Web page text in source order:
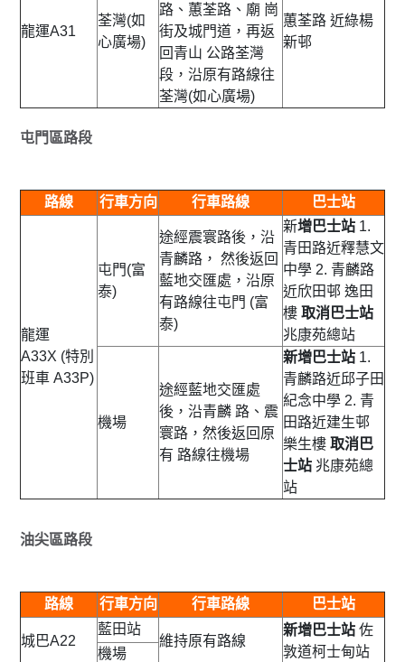
龍運A31
荃灣(如
心廣場)
路、蕙荃路、廟 崗
街及城門道，再返
回青山 公路荃灣
段，沿原有路線往
荃灣(如心廣場)
蕙荃路 近綠楊
新邨
屯門區路段
路線 行車方向 行車路線 巴士站
龍運
A33X (特別
班車 A33P)
屯門(富
泰)
途經震寰路後，沿
青麟路， 然後返回
藍地交匯處，沿原
有路線往屯門 (富
泰)
新增巴士站 1.
青田路近釋慧文
中學 2. 青麟路
近欣田邨 逸田
樓 取消巴士站
兆康苑總站
機場
途經藍地交匯處
後，沿青麟 路、震
寰路，然後返回原
有 路線往機場
新增巴士站 1.
青麟路近邱子田
紀念中學 2. 青
田路近建生邨
樂生樓 取消巴
士站 兆康苑總
站
油尖區路段
路線 行車方向 行車路線 巴士站
城巴A22
藍田站
維持原有路線
新增巴士站 佐
敦道柯士甸站
機場